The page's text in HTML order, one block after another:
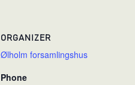
ORGANIZER
Ølholm forsamlingshus
Phone